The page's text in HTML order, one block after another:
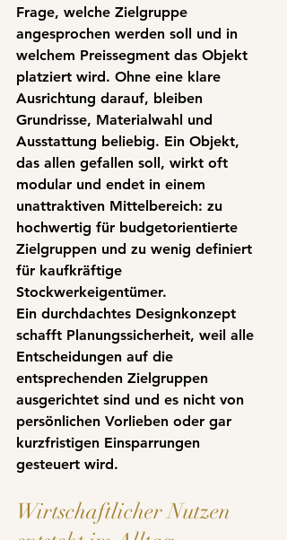
Frage, welche Zielgruppe
angesprochen werden soll und in
welchem Preissegment das Objekt
platziert wird. Ohne eine klare
Ausrichtung darauf, bleiben
Grundrisse, Materialwahl und
Ausstattung beliebig. Ein Objekt,
das allen gefallen soll, wirkt oft
modular und endet in einem
unattraktiven Mittelbereich: zu
hochwertig für budgetorientierte
Zielgruppen und zu wenig definiert
für kaufkräftige
Stockwerkeigentümer.
Ein durchdachtes Designkonzept
schafft Planungssicherheit, weil alle
Entscheidungen auf die
entsprechenden Zielgruppen
ausgerichtet sind und es nicht von
persönlichen Vorlieben oder gar
kurzfristigen Einsparrungen
gesteuert wird.
Wirtschaftlicher Nutzen